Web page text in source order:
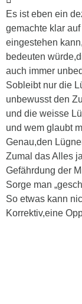
Es ist eben ein
gemachte klar
eingestehen
bedeuten
auch immer
Sobleibt nur die
unbewusst den
und die weisse
und wem glaubt
Genau,den
Zumal das Alles
Gefährdung der
Sorge man
So etwas kann
Korrektiv,eine